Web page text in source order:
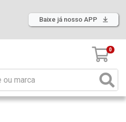
Baixe já nosso APP
0